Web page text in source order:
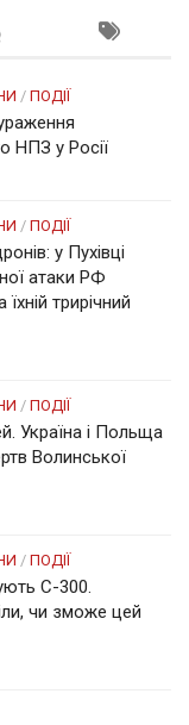
/ ПОДІЇ
НПЗ у Росії
/ ПОДІЇ
у Пухівці
атаки РФ
трирічний
/ ПОДІЇ
Україна і Польща
Волинської
/ ПОДІЇ
С-300.
чи зможе цей